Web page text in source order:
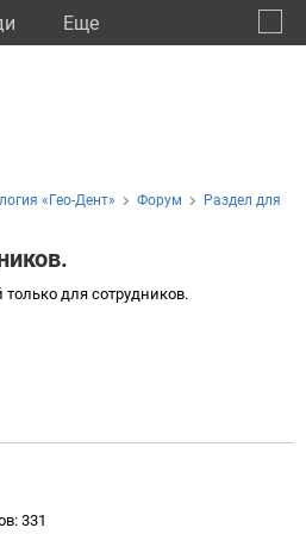
Eще
«Гео-Дент» Форум
Раздел для
для сотрудников.
331